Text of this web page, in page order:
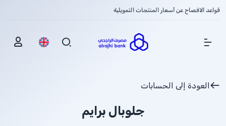
قواعد الافصاح عن أسعار المنتجات التمويلية
Show Menu
العودة إلى الحسابات
جلوبال برايم